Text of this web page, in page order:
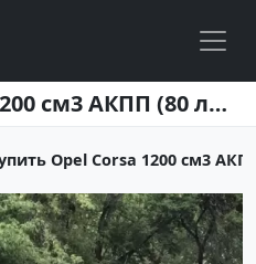
Купить Opel Corsa 1200 см3 АКПП (80 л.с.) Бензин инжектор в Старотитаровская: цвет Черный Хетчбэк 2008 года по цене 320000 рублей, объявление №22240 на сайте Авторынок23
Opel Corsa 1200 см3